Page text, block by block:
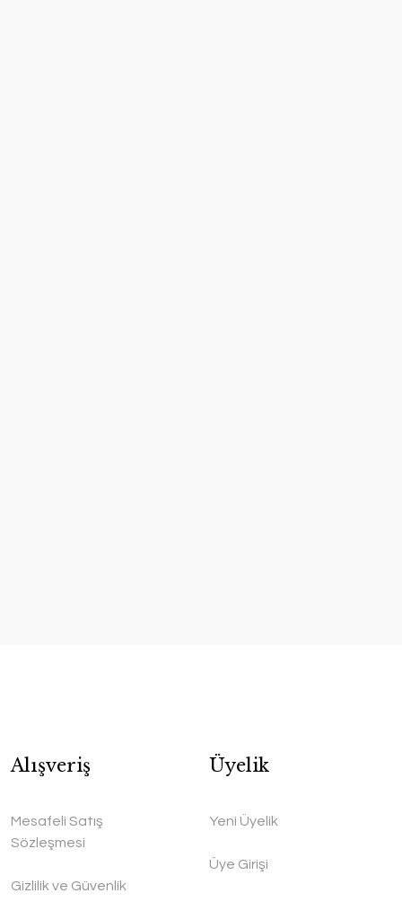
Alışveriş
Mesafeli Satış
Sözleşmesi
Gizlilik ve Güvenlik
Üyelik
Yeni Üyelik
Üye Girişi